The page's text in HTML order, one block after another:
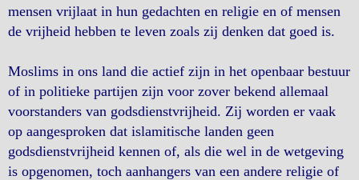
mensen vrijlaat in hun gedachten en religie en of mensen
de vrijheid hebben te leven zoals zij denken dat goed is.
Moslims in ons land die actief zijn in het openbaar bestuur
of in politieke partijen zijn voor zover bekend allemaal
voorstanders van godsdienstvrijheid. Zij worden er vaak
op aangesproken dat islamitische landen geen
godsdienstvrijheid kennen of, als die wel in de wetgeving
is opgenomen, toch aanhangers van een andere religie of